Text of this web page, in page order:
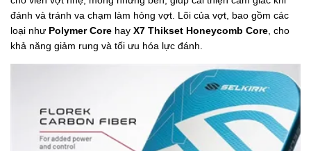
đánh và tránh va chạm làm hỏng vợt. Lõi của vợt, bao gồm các
loại như Polymer Core hay X7 Thikset Honeycomb Core , cho
khả năng giảm rung và tối ưu hóa lực đánh.